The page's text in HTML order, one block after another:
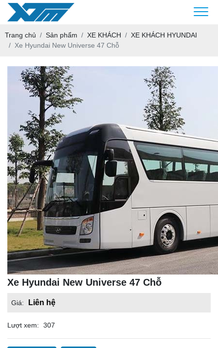
Trang chủ Sản phẩm XE KHÁCH
XE KHÁCH HYUNDAI
Xe Hyundai New Universe 47 Chỗ
Xe Hyundai New Universe 47 Chỗ
Giá: Liên hệ
Lượt xem: 307